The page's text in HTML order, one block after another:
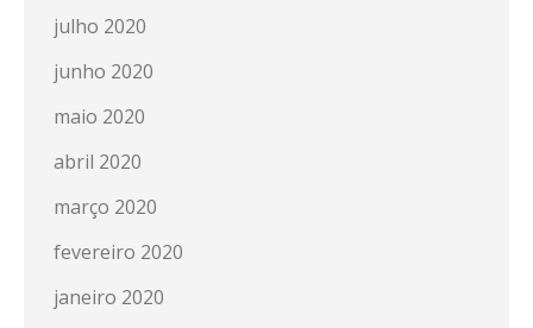
julho 2020
junho 2020
maio 2020
abril 2020
março 2020
fevereiro 2020
janeiro 2020